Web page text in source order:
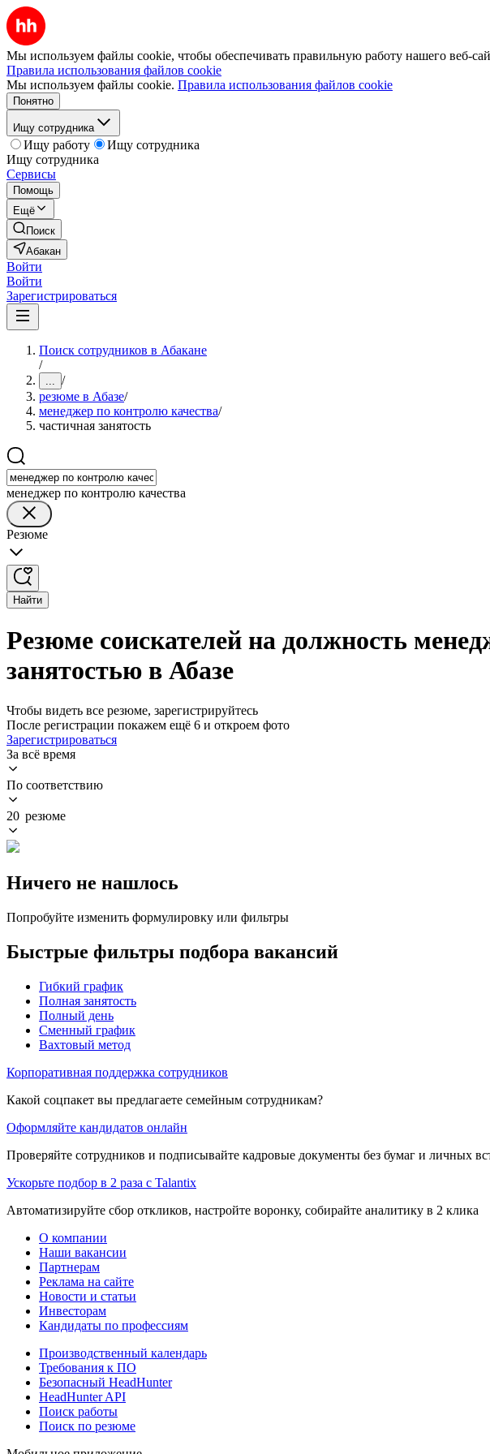
Мы используем файлы cookie, чтобы обеспечивать правильную работу нашего веб-
Правила использования файлов cookie
Мы используем файлы cookie. Правила использования файлов cookie
Понятно
Ищу сотрудника
Ищу работу
Ищу сотрудника
Ищу сотрудника
Сервисы
Помощь
Ещё
Поиск
Абакан
Войти
Войти
Зарегистрироваться
Поиск сотрудников в Абакане
/
... /
резюме в Абазе/
менеджер по контролю качества/
частичная занятость
менеджер по контролю качества
Резюме
Найти
Резюме соискателей на должность
занятостью в Абазе
Чтобы видеть все резюме, зарегистрируйтесь
После регистрации покажем ещё 6 и откроем фото
Зарегистрироваться
За всё время
По соответствию
20 резюме
Ничего не нашлось
Попробуйте изменить формулировку или фильтры
Быстрые фильтры подбора вакансий
Гибкий график
Полная занятость
Полный день
Сменный график
Вахтовый метод
Корпоративная поддержка сотрудников
Какой соцпакет вы предлагаете семейным сотрудникам?
Оформляйте кандидатов онлайн
Проверяйте сотрудников и подписывайте кадровые документы без бумаг и личных
Ускорьте подбор в 2 раза с Talantix
Автоматизируйте сбор откликов, настройте воронку, собирайте аналитику в 2 клика
О компании
Наши вакансии
Партнерам
Реклама на сайте
Новости и статьи
Инвесторам
Кандидаты по профессиям
Производственный календарь
Требования к ПО
Безопасный HeadHunter
HeadHunter API
Поиск работы
Поиск по резюме